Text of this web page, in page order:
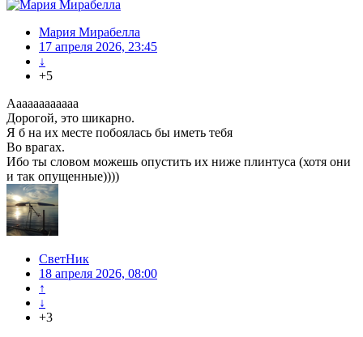
Мария Мирабелла
17 апреля 2026, 23:45
↓
+5
Аааааааааааа
Дорогой, это шикарно.
Я б на их месте побоялась бы иметь тебя
Во врагах.
Ибо ты словом можешь опустить их ниже плинтуса (хотя они
и так опущенные))))
СветНик
18 апреля 2026, 08:00
↑
↓
+3